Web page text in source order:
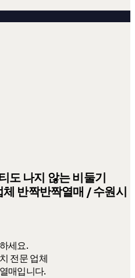
도 나지 않는 비둘기
반짝반짝열매 / 수원시
세요.
전문 업체
매입니다.